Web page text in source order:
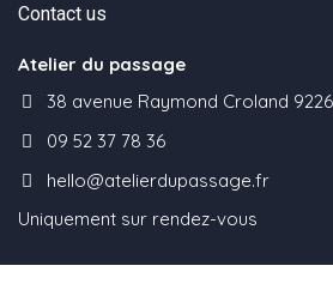
Contact us
Atelier du passage
38 avenue Raymond Croland
09 52 37 78 36
hello@atelierdupassage.fr
Uniquement sur rendez-vous